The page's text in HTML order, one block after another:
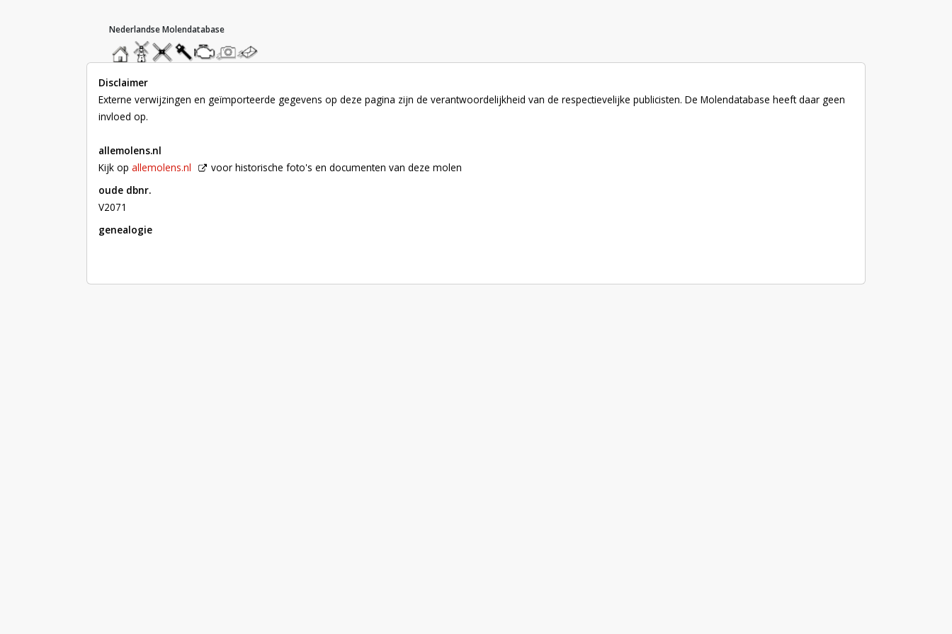
hoofdmenu
homemolendatabase
roedendatabase
assendatabase
motorendatabase
stuur
een
stuur
een
Disclaimer
Externe verwijzingen en geïmporteerde gegevens op deze pagina zijn de verantwoordelijkheid van de respectievelijke publicisten. De Molendatabase heeft daar geen
invloed op.
allemolens.nl
Kijk op allemolens.nl
voor historische foto's en documenten van deze molen
oude dbnr.
V2071
genealogie